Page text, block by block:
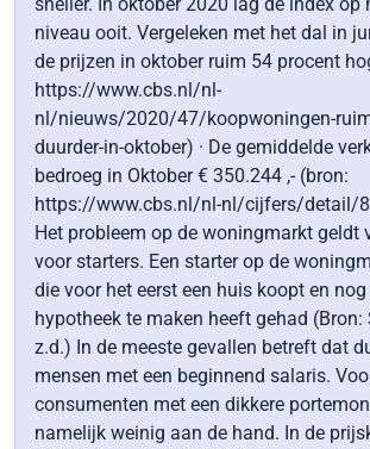
niveau ooit. Vergeleken met het dal in
de prijzen in oktober ruim 54 procent
https://www.cbs.nl/nl-
nl/nieuws/2020/47/koopwoningen-
duurder-in-oktober) · De gemiddelde
bedroeg in Oktober € 350.244 ,- (bron:
https://www.cbs.nl/nl-nl/cijfers/detail/
Het probleem op de woningmarkt geldt
voor starters. Een starter op de
die voor het eerst een huis koopt en
hypotheek te maken heeft gehad (Bron:
z.d.) In de meeste gevallen betreft dat
mensen met een beginnend salaris.
consumenten met een dikkere
namelijk weinig aan de hand. In de